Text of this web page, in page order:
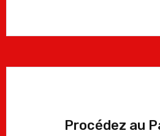
Procédez au